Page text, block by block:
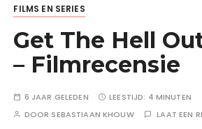
FILMS EN SERIES
Get The Hell
– Filmrecensie
6 JAAR GELEDEN LEESTIJD: 4 MINUTEN
DOOR SEBASTIAAN KHOUW LAAT EEN